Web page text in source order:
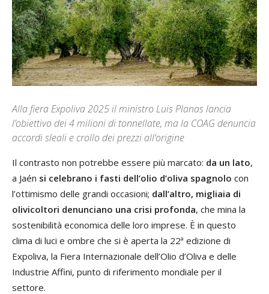
Alla fiera Expoliva 2025 il ministro Luis Planas lancia
l’obiettivo dei 4 milioni di tonnellate, ma la COAG denuncia
accordi sleali e crollo dei prezzi all’origine
Il contrasto non potrebbe essere più marcato: da un lato,
a Jaén si celebrano i fasti dell’olio d’oliva spagnolo con
l’ottimismo delle grandi occasioni; dall’altro, migliaia di
olivicoltori denunciano una crisi profonda, che mina la
sostenibilità economica delle loro imprese. È in questo
clima di luci e ombre che si è aperta la 22ª edizione di
Expoliva, la Fiera Internazionale dell’Olio d’Oliva e delle
Industrie Affini, punto di riferimento mondiale per il
settore.